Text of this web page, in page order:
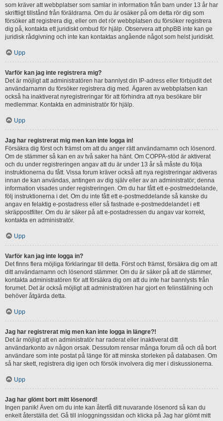
som kräver att webbplatser som samlar in information från barn under 13 år har
skriftligt tillstånd från föräldrarna. Om du är osäker på om detta rör dig som
försöker att registrera dig, eller om det rör webbplatsen du försöker registrera
dig på, kontakta ett juridiskt ombud för hjälp. Observera att phpBB inte kan ge
juridisk rådgivning och inte kan kontaktas angående något som helst juridiskt.
Upp
Varför kan jag inte registrera mig?
Det är möjligt att administratören har bannlyst din IP-adress eller förbjudit det
användarnamn du försöker registrera dig med. Ägaren av webbplatsen kan
också ha inaktiverat nyregistreringar för att förhindra att nya besökare blir
medlemmar. Kontakta en administratör för hjälp.
Upp
Jag har registrerat mig men kan inte logga in!
Försäkra dig först och främst om att du anger rätt användarnamn och lösenord.
Om de stämmer så kan en av två saker ha hänt. Om COPPA-stöd är aktiverat
och du under registreringen angav att du är under 13 år så måste du följa
instruktionerna du fått. Vissa forum kräver också att nya registreringar aktiveras
innan de kan användas, antingen av dig själv eller av an administratör; denna
information visades under registreringen. Om du har fått ett e-postmeddelande,
följ instruktionerna i det. Om du inte fått ett e-postmeddelande så kanske du
angav en felaktig e-postadress eller så fastnade e-postmeddelandet i ett
skräppostfilter. Om du är säker på att e-postadressen du angav var korrekt,
kontakta en administratör.
Upp
Varför kan jag inte logga in?
Det finns flera möjliga förklaringar till detta. Först och främst, försäkra dig om att
ditt användarnamn och lösenord stämmer. Om du är säker på att de stämmer,
kontakta administratören för att försäkra dig om att du inte har bannlysts från
forumet. Det är också möjligt att administratören har gjort en felinställning och
behöver åtgärda detta.
Upp
Jag har registrerat mig men kan inte logga in längre?!
Det är möjligt att en administratör har raderat eller inaktiverat ditt
användarkonto av någon orsak. Dessutom rensar många forum då och då bort
användare som inte postat på länge för att minska storleken på databasen. Om
så har skett, registrera dig igen och försök involvera dig mer i diskussionerna.
Upp
Jag har glömt bort mitt lösenord!
Ingen panik! Även om du inte kan återfå ditt nuvarande lösenord så kan du
enkelt återställa det. Gå till inloggningssidan och klicka på Jag har glömt mitt